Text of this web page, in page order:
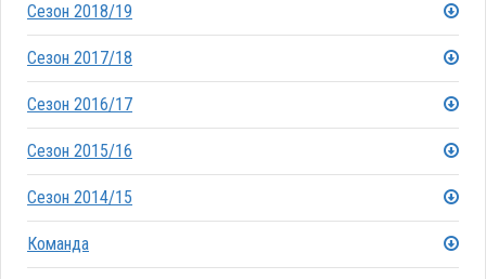
Сезон 2018/19
Сезон 2017/18
Сезон 2016/17
Сезон 2015/16
Сезон 2014/15
Команда